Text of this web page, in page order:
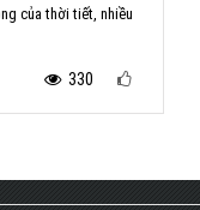
của thời tiết, nhiều
330